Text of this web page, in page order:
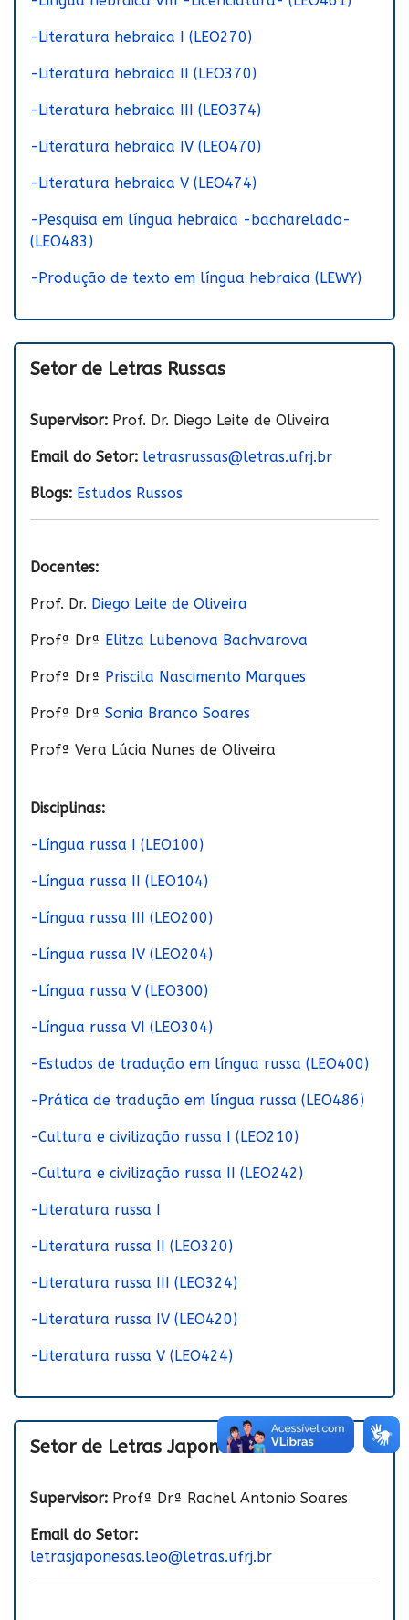
-Literatura hebraica I (LEO270)
-Literatura hebraica II (LEO370)
-Literatura hebraica III (LEO374)
-Literatura hebraica IV (LEO470)
-Literatura hebraica V (LEO474)
-Pesquisa em língua hebraica -bacharelado-
(LEO483)
-Produção de texto em língua hebraica (LEWY)
Setor de Letras Russas
Supervisor: Prof. Dr. Diego Leite de Oliveira
Email do Setor: letrasrussas@letras.ufrj.br
Blogs: Estudos Russos
Docentes:
Prof. Dr. Diego Leite de Oliveira
Profª Drª Elitza Lubenova Bachvarova
Profª Drª Priscila Nascimento Marques
Profª Drª Sonia Branco Soares
Profª Vera Lúcia Nunes de Oliveira
Disciplinas:
-Língua russa I (LEO100)
-Língua russa II (LEO104)
-Língua russa III (LEO200)
-Língua russa IV (LEO204)
-Língua russa V (LEO300)
-Língua russa VI (LEO304)
-Estudos de tradução em língua russa (LEO400)
-Prática de tradução em língua russa (LEO486)
-Cultura e civilização russa I (LEO210)
-Cultura e civilização russa II (LEO242)
-Literatura russa I
-Literatura russa II (LEO320)
-Literatura russa III (LEO324)
-Literatura russa IV (LEO420)
-Literatura russa V (LEO424)
Setor de Letras Japonesas
Supervisor: Profª Drª Rachel Antonio Soares
Email do Setor:
letrasjaponesas.leo@letras.ufrj.br